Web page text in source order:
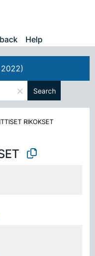
Help
× Search
RIKOKSET